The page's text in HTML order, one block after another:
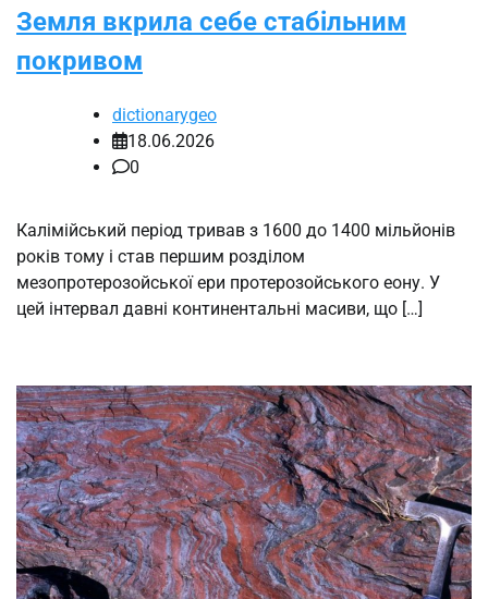
Земля вкрила себе стабільним
покривом
dictionarygeo
18.06.2026
0
Калімійський період тривав з 1600 до 1400 мільйонів
років тому і став першим розділом
мезопротерозойської ери протерозойського еону. У
цей інтервал давні континентальні масиви, що […]